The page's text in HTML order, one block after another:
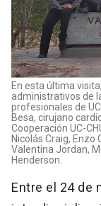
En esta última
administrativos de
profesionales de
Besa, cirujano
Cooperación UC-
Nicolás Craig, Enzo
Valentina Jordan,
Henderson.
Entre el 24 de